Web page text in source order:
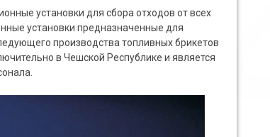
установки для сбора отходов от всех
установки предназначенные для
производства топливных брикетов
в Чешской Республике и является